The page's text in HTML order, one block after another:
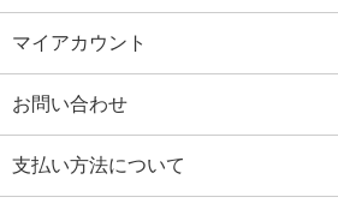
マイアカウント
お問い合わせ
支払い方法について